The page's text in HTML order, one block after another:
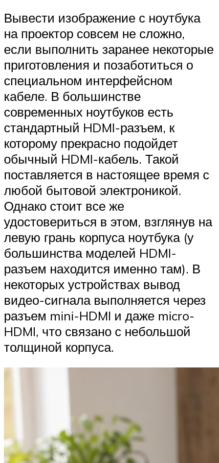
Вывести изображение с ноутбука
на проектор совсем не сложно,
если выполнить заранее некоторые
приготовления и позаботиться о
специальном интерфейсном
кабеле. В большинстве
современных ноутбуков есть
стандартный HDMI-разъем, к
которому прекрасно подойдет
обычный HDMI-кабель. Такой
поставляется в настоящее время с
любой бытовой электроникой.
Однако стоит все же
удостовериться в этом, взглянув на
левую грань корпуса ноутбука (у
большинства моделей HDMI-
разъем находится именно там). В
некоторых устройствах вывод
видео-сигнала выполняется через
разъем mini-HDMI и даже micro-
HDMI, что связано с небольшой
толщиной корпуса.